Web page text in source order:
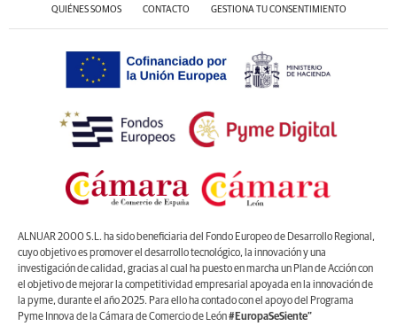
QUIÉNES SOMOS CONTACTO GESTIONA TU CONSENTIMIENTO
ALNUAR 2000 S.L. ha sido beneficiaria del Fondo Europeo de Desarrollo Regional,
cuyo objetivo es promover el desarrollo tecnológico, la innovación y una
investigación de calidad, gracias al cual ha puesto en marcha un Plan de Acción con
el objetivo de mejorar la competitividad empresarial apoyada en la innovación de
la pyme, durante el año 2025. Para ello ha contado con el apoyo del Programa
Pyme Innova de la Cámara de Comercio de León#EuropaSeSiente”